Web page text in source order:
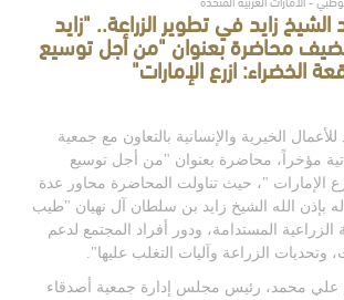
زايد في تطوير الزراعة.. "زايد
محاضرة بعنوان "من أجل توسيع
الخضراء: ازرع الإمارات"
الخيرية والإنسانية بالتعاون مع جمعية
مؤخراً، محاضرة بعنوان "من أجل توسيع
الإمارات "، حيث تناولت المحاضرة محاور عدة
بإذن الله الشيخ زايد بن سلطان آل نهيان "طيب
الزراعية المستدامة، ودور أفراد المجتمع لدعم
وتحديات الزراعة وآليات التغلب عليها".
علي محمد، رئيس مجلس إدارة جمعية أصدقاء